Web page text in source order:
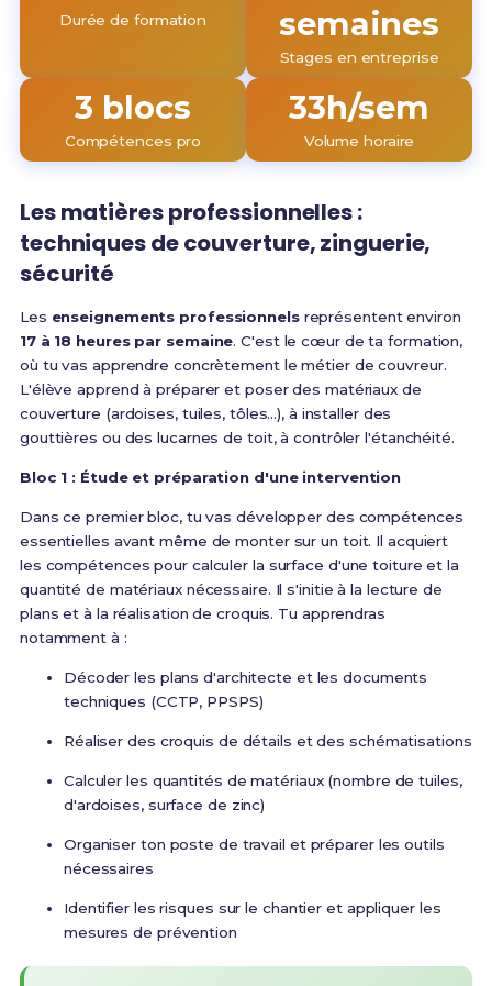
Durée de formation
semaines
Stages en entreprise
3 blocs
Compétences pro
33h/sem
Volume horaire
Les matières professionnelles :
techniques de couverture, zinguerie,
sécurité
Les enseignements professionnelsreprésentent environ
17 à 18 heures par semaine. C'est le cœur de ta formation,
où tu vas apprendre concrètement le métier de couvreur.
L'élève apprend à préparer et poser des matériaux de
couverture (ardoises, tuiles, tôles...), à installer des
gouttières ou des lucarnes de toit, à contrôler l'étanchéité.
Bloc 1 : Étude et préparation d'une intervention
Dans ce premier bloc, tu vas développer des compétences
essentielles avant même de monter sur un toit. Il acquiert
les compétences pour calculer la surface d'une toiture et la
quantité de matériaux nécessaire. Il s'initie à la lecture de
plans et à la réalisation de croquis. Tu apprendras
notamment à :
Décoder les plans d'architecte et les documents
techniques (CCTP, PPSPS)
Réaliser des croquis de détails et des schématisations
Calculer les quantités de matériaux (nombre de tuiles,
d'ardoises, surface de zinc)
Organiser ton poste de travail et préparer les outils
nécessaires
Identifier les risques sur le chantier et appliquer les
mesures de prévention